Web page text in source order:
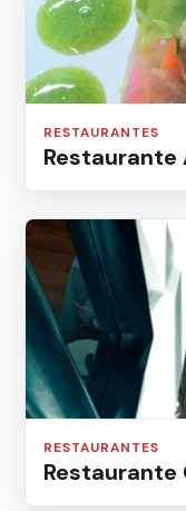
RESTAURANTES
Restaurante
RESTAURANTES
Restaurante